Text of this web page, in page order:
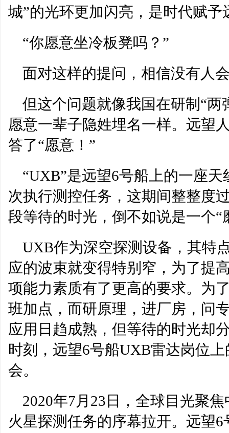
城”的光环更加闪亮，是时代赋予
“你愿意坐冷板凳吗？”
面对这样的提问，相信没有人
但这个问题就像我国在研制“
愿意一辈子隐姓埋名一样。远望
答了“愿意！”
“UXB”是远望6号船上的一座
次执行测控任务，这期间整整度
段等待的时光，倒不如说是一个“
UXB作为深空探测设备，其特
应的波束就变得特别窄，为了提
项能力素质有了更高的要求。为
班加点，而研原理，进厂房，问
应用日趋成熟，但等待的时光却
时刻，远望6号船UXB雷达岗位
会。
2020年7月23日，全球目光聚
火星探测任务的序幕拉开。远望